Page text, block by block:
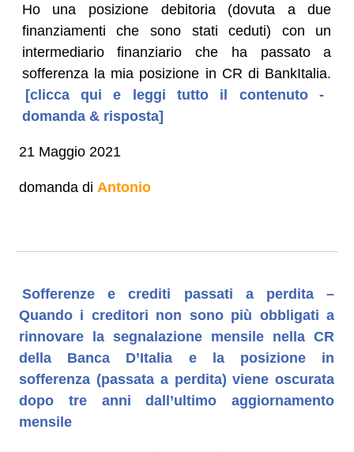
Ho una posizione debitoria (dovuta a due
finanziamenti che sono stati ceduti) con un
intermediario finanziario che ha passato a
sofferenza la mia posizione in CR di BankItalia.
[clicca qui e leggi tutto il contenuto -
domanda & risposta]
21 Maggio 2021
domanda di Antonio
Sofferenze e crediti passati a perdita –
Quando i creditori non sono più obbligati a
rinnovare la segnalazione mensile nella CR
della Banca D’Italia e la posizione in
sofferenza (passata a perdita) viene oscurata
dopo tre anni dall’ultimo aggiornamento
mensile